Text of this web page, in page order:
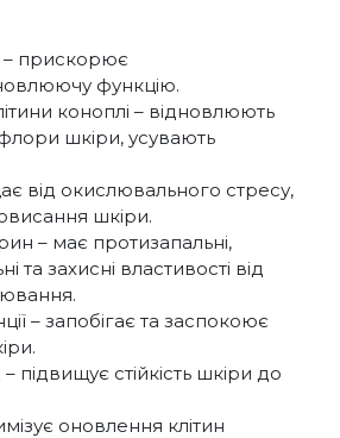
– прискорює
функцію.
коноплі – відновлюють
шкіри, усувають
від окислювального стресу,
шкіри.
– має протизапальні,
та захисні властивості від
– запобігає та заспокоює
підвищує стійкість шкіри до
оновлення клітин